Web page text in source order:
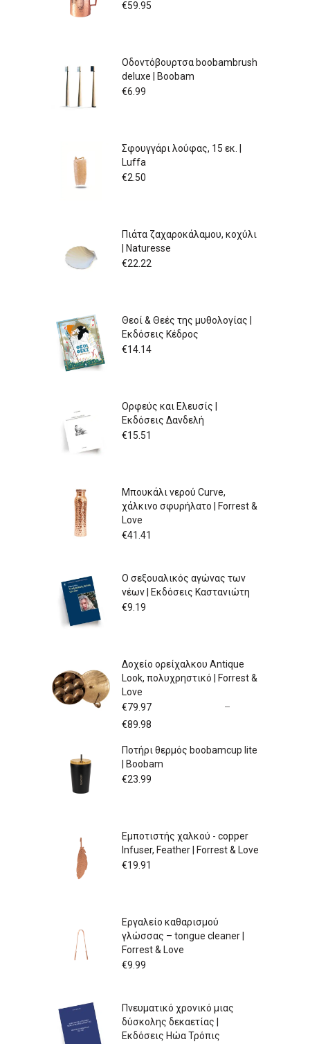
€59.95
Οδοντόβουρτσα boobambrush
deluxe | Boobam
€6.99
Σφουγγάρι λούφας, 15 εκ. |
Luffa
€2.50
Πιάτα ζαχαροκάλαμου, κοχύλι
| Naturesse
€22.22
Θεοί & Θεές της μυθολογίας |
Εκδόσεις Κέδρος
€14.14
Ορφεύς και Ελευσίς |
Εκδόσεις Δανδελή
€15.51
Μπουκάλι νερού Curve,
χάλκινο σφυρήλατο | Forrest &
Love
€41.41
Ο σεξουαλικός αγώνας των
νέων | Εκδόσεις Καστανιώτη
€9.19
Δοχείο ορείχαλκου Antique
Look, πολυχρηστικό | Forrest &
Love
€79.97
–
€89.98
€79.97
Ποτήρι θερμός boobamcup lite
| Boobam
€23.99
Εμποτιστής χαλκού - copper
Infuser, Feather | Forrest & Love
€19.91
Εργαλείο καθαρισμού
γλώσσας – tongue cleaner |
Forrest & Love
€9.99
Πνευματικό χρονικό μιας
δύσκολης δεκαετίας |
Εκδόσεις Ηώα Τρόπις